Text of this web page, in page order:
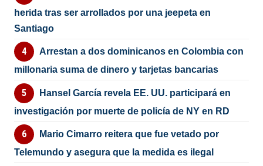
herida tras ser arrollados por una jeepeta en
Santiago
Arrestan a dos dominicanos en Colombia con
millonaria suma de dinero y tarjetas bancarias
Hansel García revela EE. UU. participará en
investigación por muerte de policía de NY en RD
Mario Cimarro reitera que fue vetado por
Telemundo y asegura que la medida es ilegal